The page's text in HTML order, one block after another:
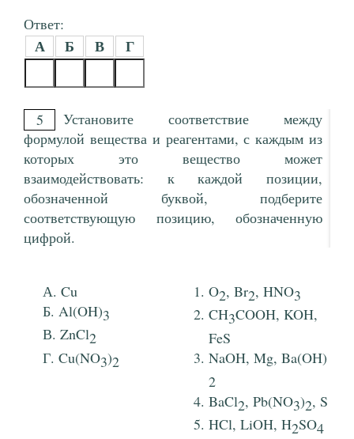
Ответ:
А Б В Г
5
Установите соответствие между
формулой вещества и реагентами, с каждым из
которых это вещество может
взаимодействовать: к каждой позиции,
обозначенной буквой, подберите
соответствующую позицию, обозначенную
цифрой.
Cu
Al(OH)3
ZnCl2
Cu(NO3)2
O2, Br2, HNO3
CH3COOH, KOH,
FeS
NaOH, Mg, Ba(OH)
2
BaCl2, Pb(NO3)2, S
HCl, LiOH, H2SO4